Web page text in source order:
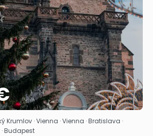
See
Krumlov · Vienna · Vienna · Bratislava ·
Budapest